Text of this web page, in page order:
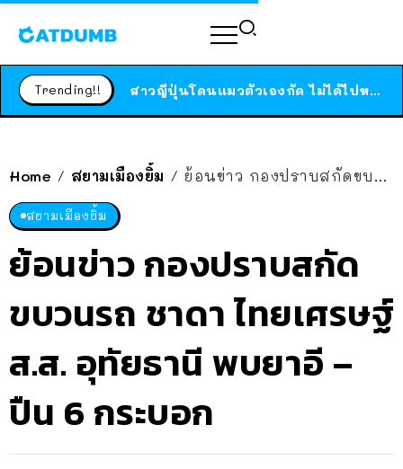
Trending!! ได้เวลาเด็กหนวดรวมตัว RF Online Next เปิดให้เล่นแล้ว เกม Sci-Fi MMORPG ระดับตำนาน เล่นได้ทั้งมือถือและ PC
Home / สยามเมืองยิ้ม / ย้อนข่าว กองปราบสกัดขบวนรถ ชาดา ไทยเศรษฐ์ ส.ส. อุทัยธานี พบยาอี – ปืน 6 กระบอก
สยามเมืองยิ้ม
ย้อนข่าว กองปราบสกัด
ขบวนรถ ชาดา ไทยเศรษฐ์
ส.ส. อุทัยธานี พบยาอี –
ปืน 6 กระบอก